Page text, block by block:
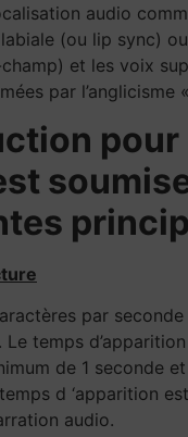
audio
(ou lip sync)
et les voix
par l’anglicisme
par
Le temps
de 1 seconde
d ‘apparition
audio.